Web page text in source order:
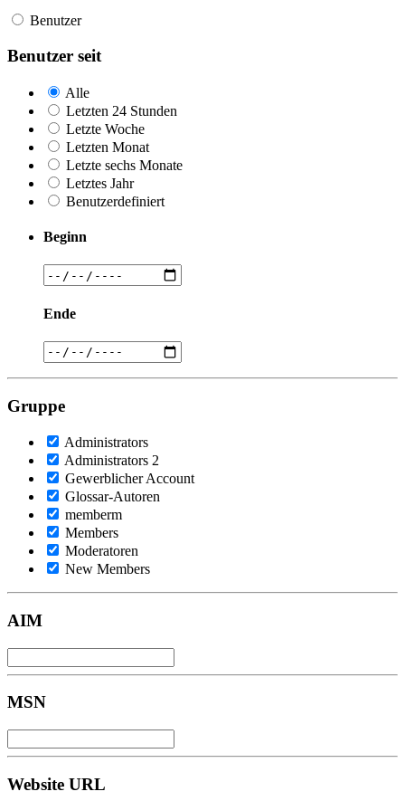
Benutzer
Benutzer seit
Alle
Letzten 24 Stunden
Letzte Woche
Letzten Monat
Letzte sechs Monate
Letztes Jahr
Benutzerdefiniert
Beginn
Ende
Gruppe
Administrators
Administrators 2
Gewerblicher Account
Glossar-Autoren
memberm
Members
Moderatoren
New Members
AIM
MSN
Website URL